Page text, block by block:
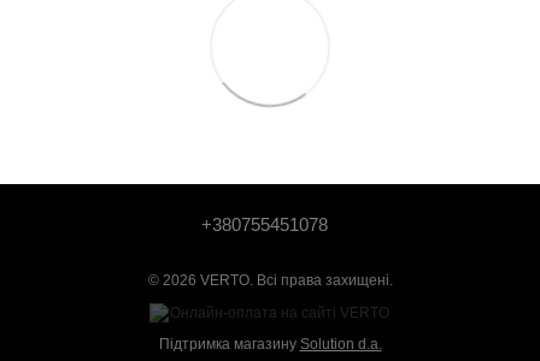
+380755451078
© 2026 VERTO. Всі права захищені.
Підтримка магазину Solution d.a.